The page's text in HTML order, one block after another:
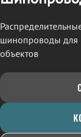
шинопроводы для
объектов